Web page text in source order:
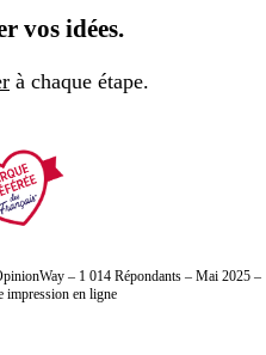
lavos idées.
à chaque étape.
– 1 014 Répondants – Mai 2025 –
impression en ligne